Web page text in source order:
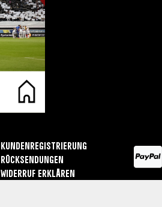
Kundenregistrierung
Rücksendungen
Widerruf erklären